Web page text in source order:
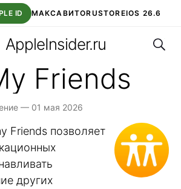
ID МАКСАВИТОRUSTOREIOS 26.6
ВТБ ОНЛАЙН ЧАТ В ROBLOX
AppleInsider.ru
Friends
— 01 мая 2026
Friends позволяет
других